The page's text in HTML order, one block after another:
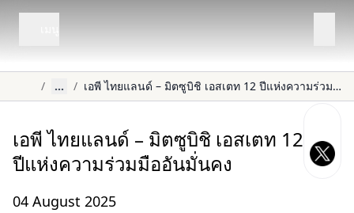
/ ... / เอพี ไทยแลนด์ – มิตซูบิชิ เอสเตท 12 ปีแห่งความร่วมมืออันมั่นคง
เอพี ไทยแลนด์ – มิตซูบิชิ เอสเตท 12
ปีแห่งความร่วมมืออันมั่นคง
04 August 2025